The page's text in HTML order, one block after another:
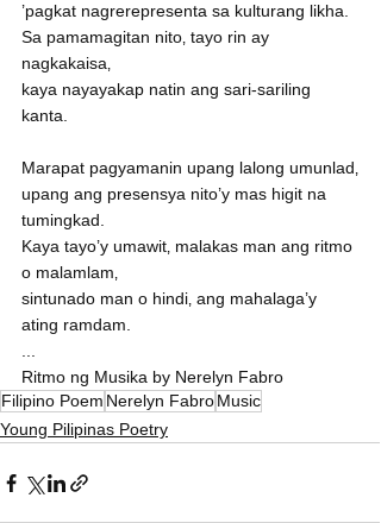
’pagkat nagrerepresenta sa kulturang likha.
Sa pamamagitan nito‚ tayo rin ay
nagkakaisa‚
kaya nayayakap natin ang sari-sariling
kanta.
Marapat pagyamanin upang lalong umunlad‚
upang ang presensya nito’y mas higit na
tumingkad.
Kaya tayo’y umawit‚ malakas man ang ritmo
o malamlam‚
sintunado man o hindi‚ ang mahalaga’y
ating ramdam.
Ritmo ng Musika by Nerelyn Fabro
Filipino Poem Nerelyn FabroMusic
Young Pilipinas Poetry